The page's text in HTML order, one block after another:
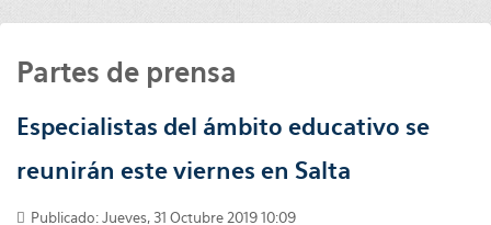
Partes de prensa
Especialistas del ámbito educativo se
reunirán este viernes en Salta
Publicado: Jueves, 31 Octubre 2019 10:09